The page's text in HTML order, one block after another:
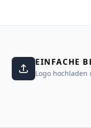
EINFACHE
Logo hochladen